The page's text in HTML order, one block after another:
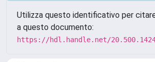
Utilizza questo identificativo per
a questo documento:
https://hdl.handle.net/